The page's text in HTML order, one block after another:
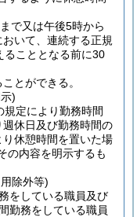
で又は午後5時から
いて、連続する正規
ることとなる前に30
とができる。
)
規定により勤務時間
休日及び勤務時間の
り休憩時間を置いた場
の内容を明示するも
除外等)
をしている職員及び
勤務をしている職員